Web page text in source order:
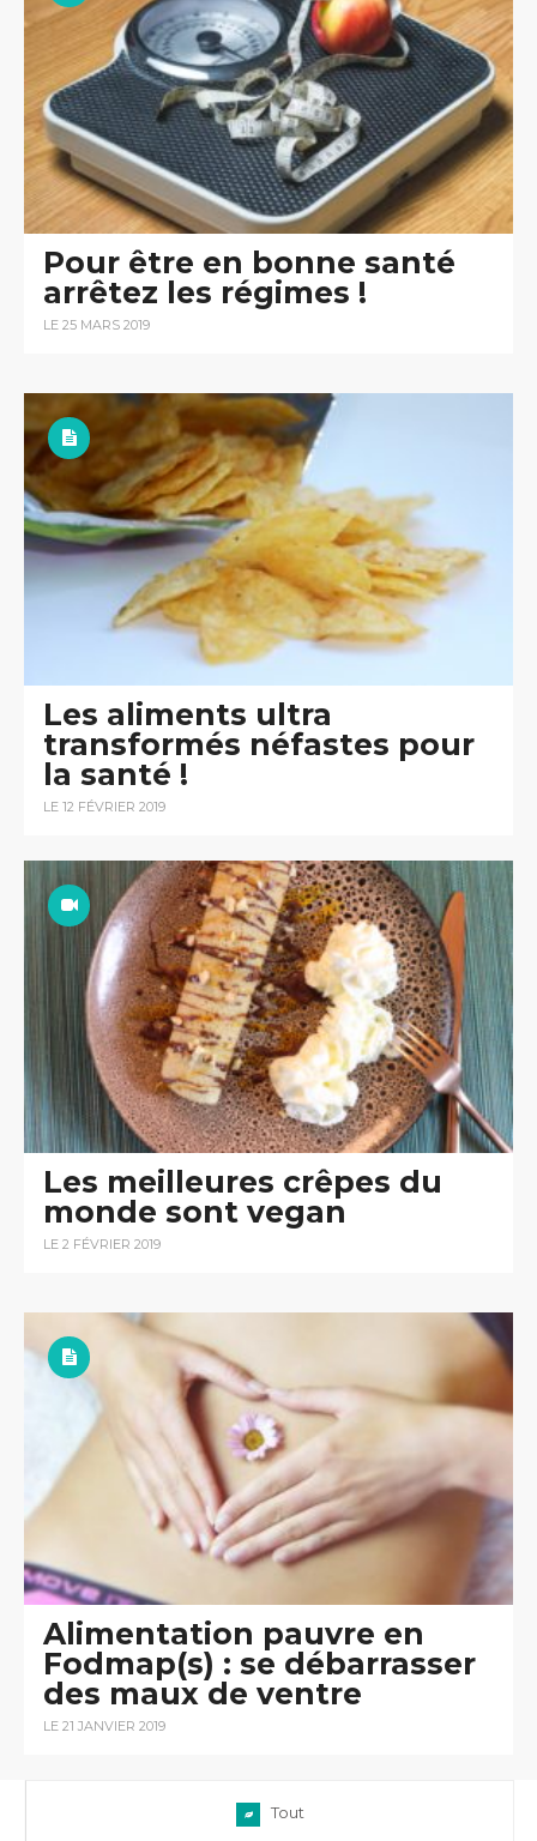
Pour être en bonne santé
arrêtez les régimes !
LE 25 MARS 2019
Les aliments ultra
transformés néfastes pour
la santé !
LE 12 FÉVRIER 2019
Les meilleures crêpes du
monde sont vegan
LE 2 FÉVRIER 2019
Alimentation pauvre en
Fodmap(s) : se débarrasser
des maux de ventre
LE 21 JANVIER 2019
Tout